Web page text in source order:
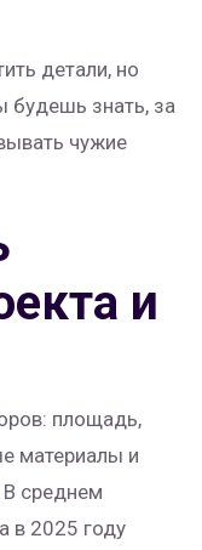
детали, но
будешь знать, за
чужие
и
площадь,
материалы и
В среднем
в 2025 году